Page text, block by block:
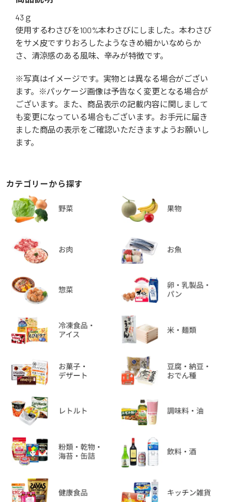
43ｇ
使用するわさびを100%本わさびにしました。本わさび
をサメ皮ですりおろしたようなきめ細かいなめらか
さ、清涼感のある風味、辛みが特徴です。
※写真はイメージです。実物とは異なる場合がござい
ます。※パッケージ画像は予告なく変更となる場合が
ございます。また、商品表示の記載内容に関しまして
も変更になっている場合もございます。お手元に届き
ました商品の表示をご確認いただきますようお願いし
ます。
カテゴリーから探す